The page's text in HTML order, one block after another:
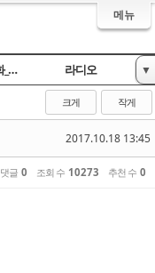
메뉴
주말의 명화_옛날TV 라디오 ▼
크게 작게
2017.10.18 13:45
댓글 0 조회 수 10273 추천 수 0